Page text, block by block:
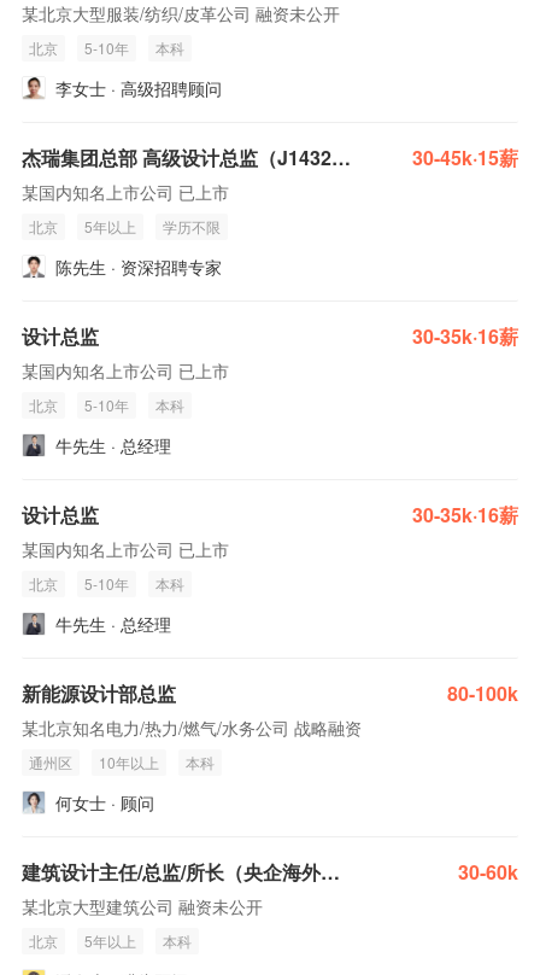
某北京大型服装/纺织/皮革公司 融资未公开
北京 5-10年 本科
李女士 · 高级招聘顾问
杰瑞集团总部 高级设计总监（J14323） 30-45k·15薪
某国内知名上市公司 已上市
北京 5年以上 学历不限
陈先生 · 资深招聘专家
设计总监 30-35k·16薪
某国内知名上市公司 已上市
北京 5-10年 本科
牛先生 · 总经理
设计总监 30-35k·16薪
某国内知名上市公司 已上市
北京 5-10年 本科
牛先生 · 总经理
新能源设计部总监 80-100k
某北京知名电力/热力/燃气/水务公司 战略融资
通州区 10年以上 本科
何女士 · 顾问
建筑设计主任/总监/所长（央企海外项目） 30-60k
某北京大型建筑公司 融资未公开
北京 5年以上 本科